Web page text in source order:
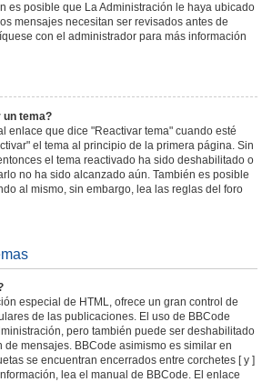
es posible que La Administración le haya ubicado
mensajes necesitan ser revisados antes de
con el administrador para más información
un tema?
enlace que dice "Reactivar tema" cuando esté
el tema al principio de la primera página. Sin
el tema reactivado ha sido deshabilitado o
no ha sido alcanzado aún. También es posible
al mismo, sin embargo, lea las reglas del foro
especial de HTML, ofrece un gran control de
de las publicaciones. El uso de BBCode
pero también puede ser deshabilitado
mensajes. BBCode asimismo es similar en
se encuentran encerrados entre corchetes [ y ]
lea el manual de BBCode. El enlace